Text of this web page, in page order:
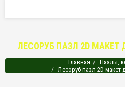
ЛЕСОРУБ ПАЗЛ 2D МАКЕТ
Главная
Пазлы,
Лесоруб пазл 2D макет